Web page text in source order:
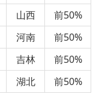
山西
前50%
河南
前50%
吉林
前50%
湖北 前50%